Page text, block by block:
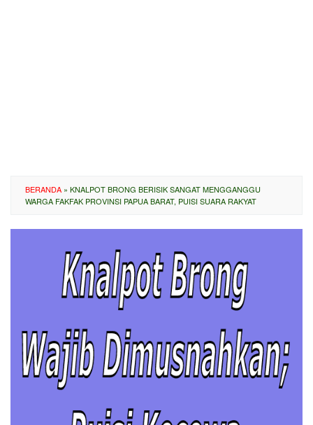
BERANDA » KNALPOT BRONG BERISIK SANGAT MENGGANGGU
WARGA FAKFAK PROVINSI PAPUA BARAT, PUISI SUARA RAKYAT